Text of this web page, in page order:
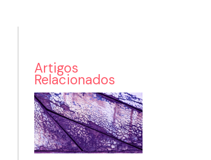
Artigos
Relacionados